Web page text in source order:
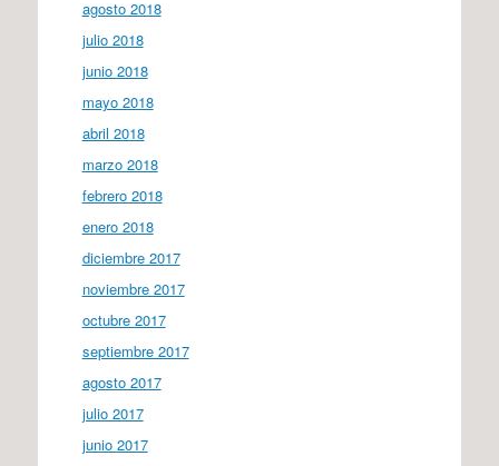
agosto 2018
julio 2018
junio 2018
mayo 2018
abril 2018
marzo 2018
febrero 2018
enero 2018
diciembre 2017
noviembre 2017
octubre 2017
septiembre 2017
agosto 2017
julio 2017
junio 2017